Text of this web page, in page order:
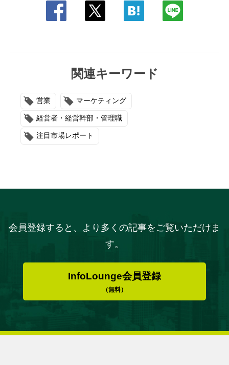
関連キーワード
営業 マーケティング
経営者・経営幹部・管理職
注目市場レポート
会員登録すると、より多くの記事をご覧いただけま
す。
InfoLounge会員登録
（無料）